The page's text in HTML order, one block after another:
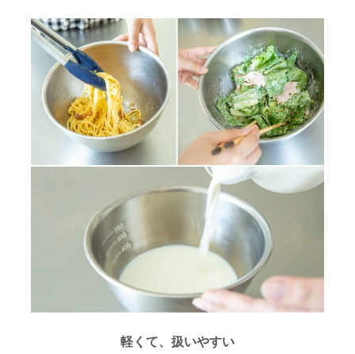
軽くて、扱いやすい